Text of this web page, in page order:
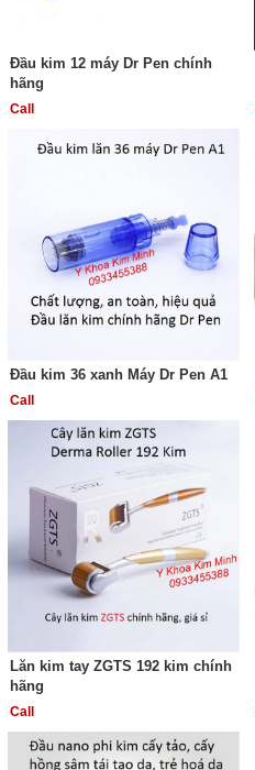
Đầu kim 12 máy Dr Pen chính
hãng
Call
Đầu kim 36 xanh Máy Dr Pen A1
Call
Lăn kim tay ZGTS 192 kim chính
hãng
Call